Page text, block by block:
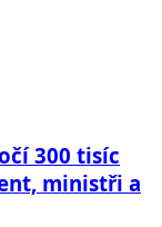
300 tisíc
ministři a